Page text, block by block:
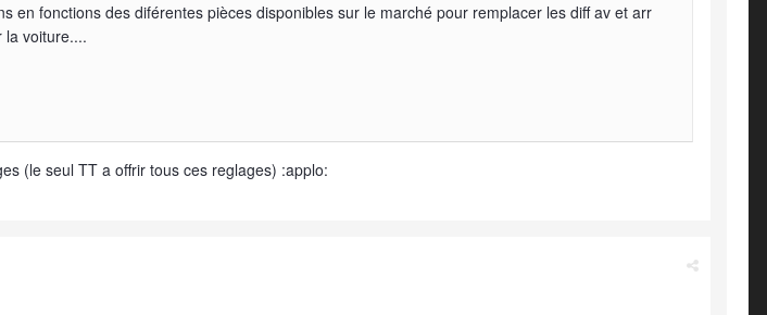
en fonctions des diférentes pièces disponibles sur le marché pour remplacer les diff av et arr
la voiture....
(le seul TT a offrir tous ces reglages) :applo: